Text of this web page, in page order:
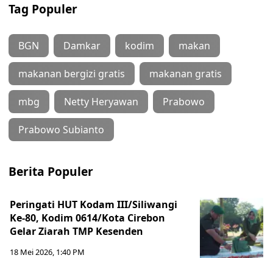
Tag Populer
BGN Damkar kodim makan
makanan bergizi gratis makanan gratis
mbg Netty Heryawan Prabowo
Prabowo Subianto
Berita Populer
Peringati HUT Kodam III/Siliwangi
Ke-80, Kodim 0614/Kota Cirebon
Gelar Ziarah TMP Kesenden
18 Mei 2026, 1:40 PM